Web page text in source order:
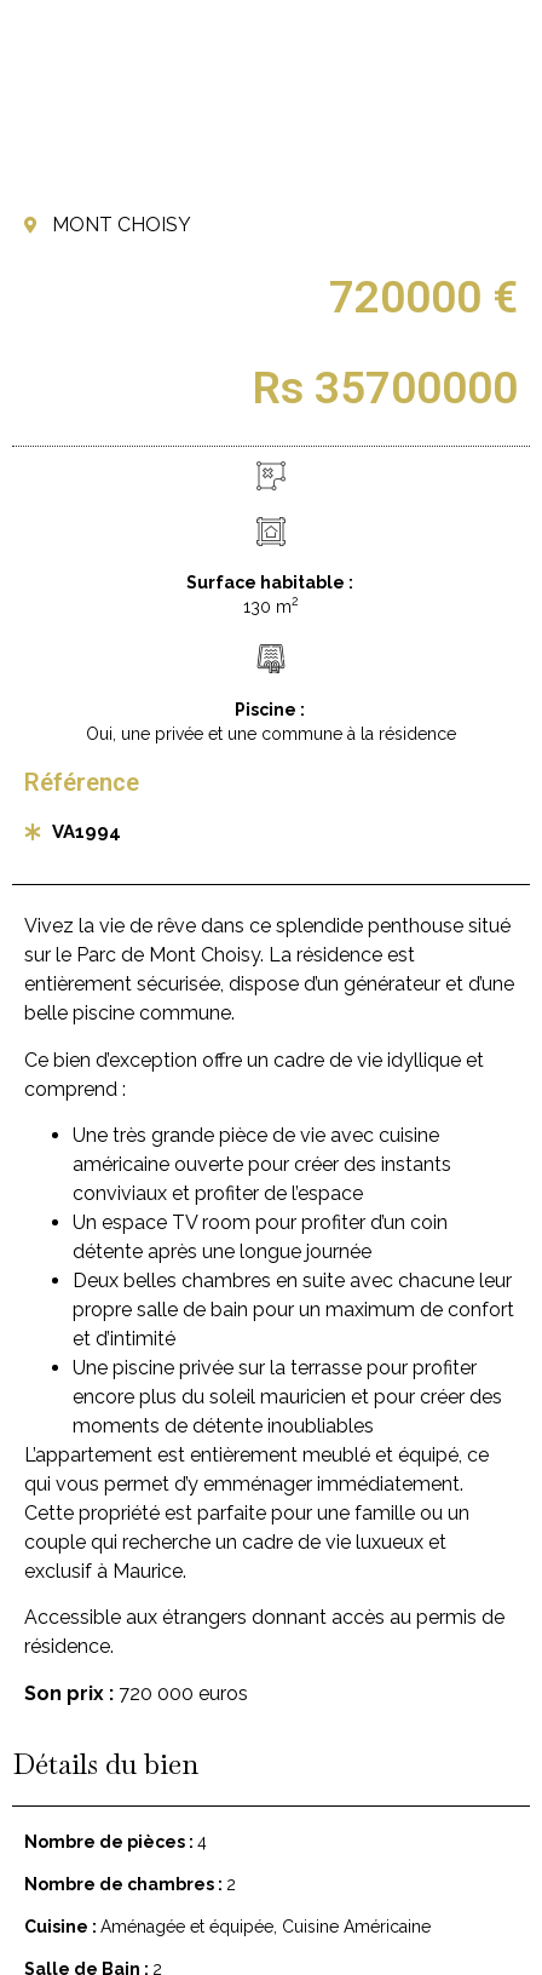
MONT CHOISY
720000 €
Rs 35700000
Surface habitable :
130 m2
Piscine :
Oui, une privée et une commune à la résidence
Référence
VA1994
Vivez la vie de rêve dans ce splendide penthouse situé
sur le Parc de Mont Choisy. La résidence est
entièrement sécurisée, dispose d’un générateur et d’une
belle piscine commune.
Ce bien d’exception offre un cadre de vie idyllique et
comprend :
Une très grande pièce de vie avec cuisine
américaine ouverte pour créer des instants
conviviaux et profiter de l’espace
Un espace TV room pour profiter d’un coin
détente après une longue journée
Deux belles chambres en suite avec chacune leur
propre salle de bain pour un maximum de confort
et d’intimité
Une piscine privée sur la terrasse pour profiter
encore plus du soleil mauricien et pour créer des
moments de détente inoubliables
L’appartement est entièrement meublé et équipé, ce
qui vous permet d’y emménager immédiatement.
Cette propriété est parfaite pour une famille ou un
couple qui recherche un cadre de vie luxueux et
exclusif à Maurice.
Accessible aux étrangers donnant accès au permis de
résidence.
Son prix : 720 000 euros
Détails du bien
Nombre de pièces : 4
Nombre de chambres : 2
Cuisine : Aménagée et équipée, Cuisine Américaine
Salle de Bain : 2